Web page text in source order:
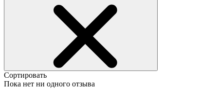
Сортировать
Пока нет ни одного отзыва